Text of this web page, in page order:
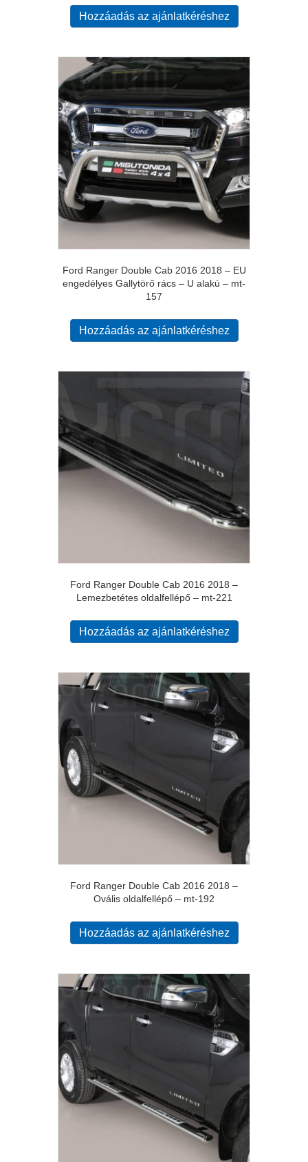
Hozzáadás az ajánlatkéréshez
Ford Ranger Double Cab 2016 2018 – EU
engedélyes Gallytörő rács – U alakú – mt-
157
Hozzáadás az ajánlatkéréshez
Ford Ranger Double Cab 2016 2018 –
Lemezbetétes oldalfellépő – mt-221
Hozzáadás az ajánlatkéréshez
Ford Ranger Double Cab 2016 2018 –
Ovális oldalfellépő – mt-192
Hozzáadás az ajánlatkéréshez